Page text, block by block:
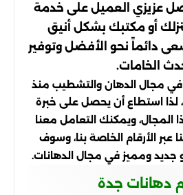
عزيزي العميل على خدمة
أو مكتبك بشكل أنيق
دائماً نحو الأفضل وتوفير
الخامات.
مجال الدهان والتشطيب منذ
لذا استطاع أن يحصل على خبرة
المجال، ويمكنك التعامل معنا
عبر الأرقام الخاصة بنا، وسوف
ومميز في مجال الدهانات.
دهانات جدة